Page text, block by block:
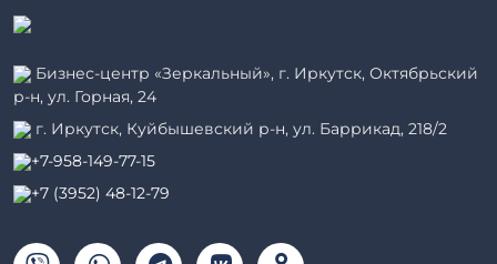
Бизнес-центр «Зеркальный», г. Иркутск, Октябрьский
р-н, ул. Горная, 24
г. Иркутск, Куйбышевский р-н, ул. Баррикад, 218/2
+7-958-149-77-15
+7 (3952) 48-12-79